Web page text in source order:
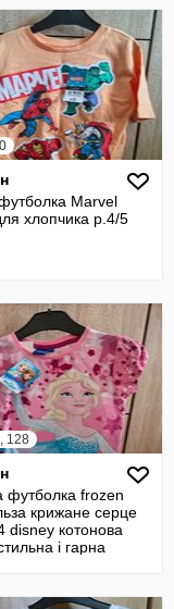
Marvel
хлопчика р.4/5
128
футболка frozen
крижане серце
disney котонова
і гарна